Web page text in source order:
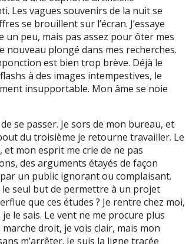
Les vagues souvenirs de la nuit se
se brouillent sur l’écran. J’essaye
un peu, mais pas assez pour ôter mes
nouveau plongé dans mes recherches.
est bien trop brève. Déjà le
à des images intempestives, le
insupportable. Mon âme se noie
se passer. Je sors de mon bureau, et
du troisième je retourne travailler. Le
et mon esprit me crie de ne pas
des arguments étayés de façon
un public ignorant ou complaisant.
le seul but de permettre à un projet
que ces études ? Je rentre chez moi,
le sais. Le vent ne me procure plus
marche droit, je vois clair, mais mon
m’arrêter. Je suis la ligne tracée